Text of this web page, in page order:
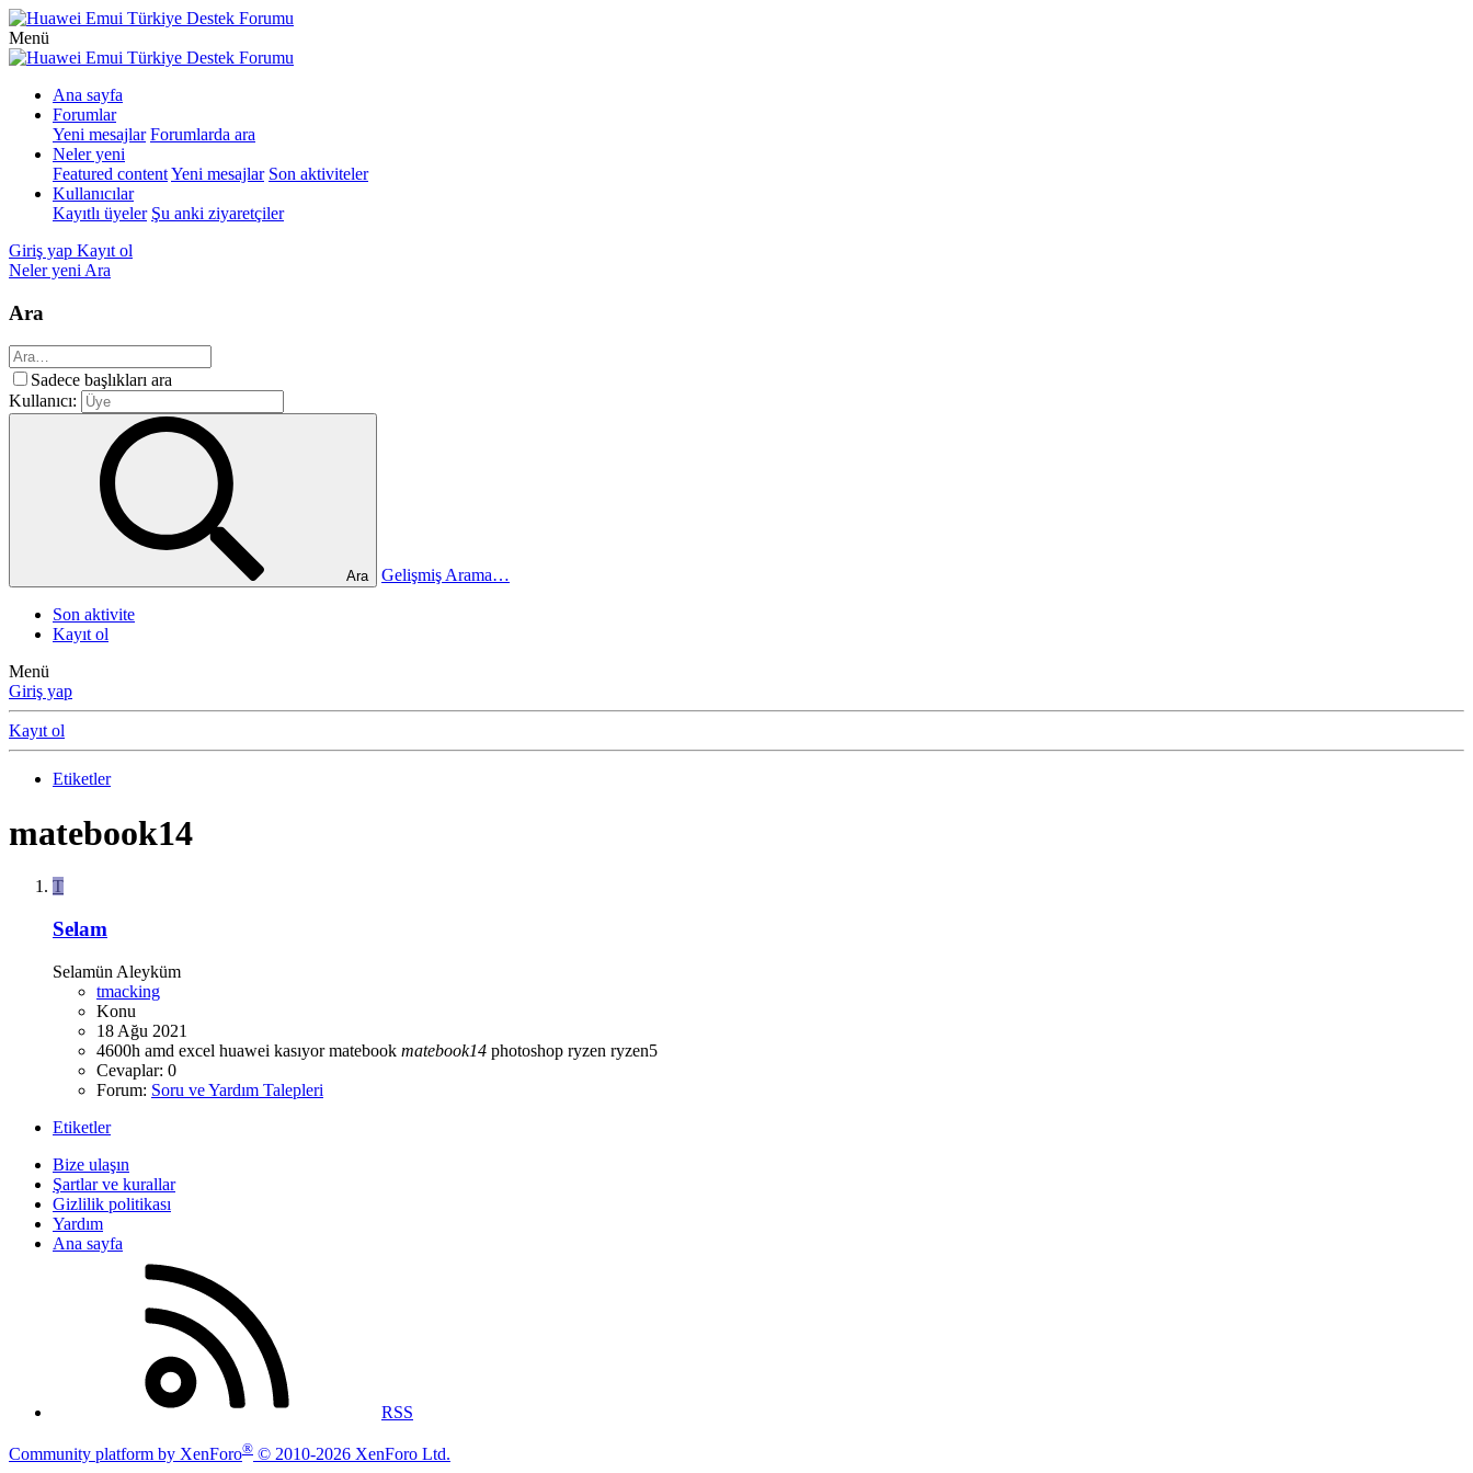
Menü
Ana sayfa
Forumlar
Yeni mesajlar Forumlarda ara
Neler yeni
Featured contentYeni mesajlar Son aktiviteler
Kullanıcılar
Kayıtlı üyeler Şu anki ziyaretçiler
Giriş yap Kayıt ol
Neler yeni Ara
Ara
Sadece başlıkları ara
Kullanıcı:
Ara Gelişmiş Arama…
Son aktivite
Kayıt ol
Menü
Giriş yap
Kayıt ol
Etiketler
matebook14
T
Selam
Selamün Aleyküm
tmacking
Konu
18 Ağu 2021
4600h amd excel huawei kasıyormatebook matebook14 photoshop ryzen ryzen5
Cevaplar: 0
Forum: Soru ve Yardım Talepleri
Etiketler
Bize ulaşın
Şartlar ve kurallar
Gizlilik politikası
Yardım
Ana sayfa
RSS
Community platform by XenForo® © 2010-2026 XenForo Ltd.